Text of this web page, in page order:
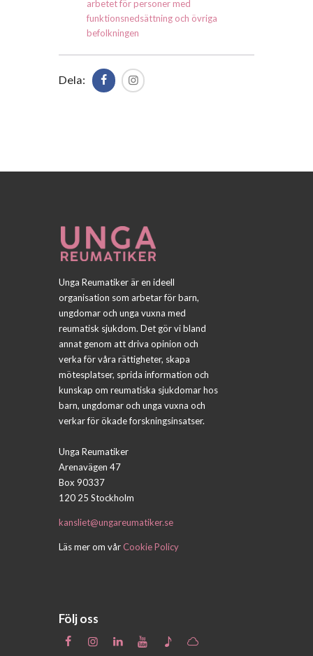
arbetet för personer med
funktionsnedsättning och övriga
befolkningen
Dela:
Unga Reumatiker är en ideell
organisation som arbetar för barn,
ungdomar och unga vuxna med
reumatisk sjukdom. Det gör vi bland
annat genom att driva opinion och
verka för våra rättigheter, skapa
mötesplatser, sprida information och
kunskap om reumatiska sjukdomar hos
barn, ungdomar och unga vuxna och
verkar för ökade forskningsinsatser.
Unga Reumatiker
Arenavägen 47
Box 90337
120 25 Stockholm
kansliet@ungareumatiker.se
Läs mer om vårCookie Policy
Följ oss